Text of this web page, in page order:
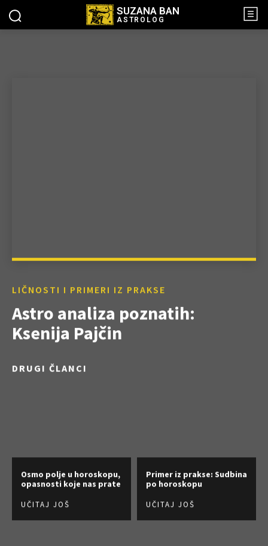
SUZANA BAN
ASTROLOG
LIČNOSTI I PRIMERI IZ PRAKSE
Astro analiza poznatih:
Ksenija Pajčin
DRUGI ČLANCI
Osmo polje u horoskopu,
opasnosti koje nas prate
UČITAJ JOŠ
Primer iz prakse: Sudbina
po horoskopu
UČITAJ JOŠ